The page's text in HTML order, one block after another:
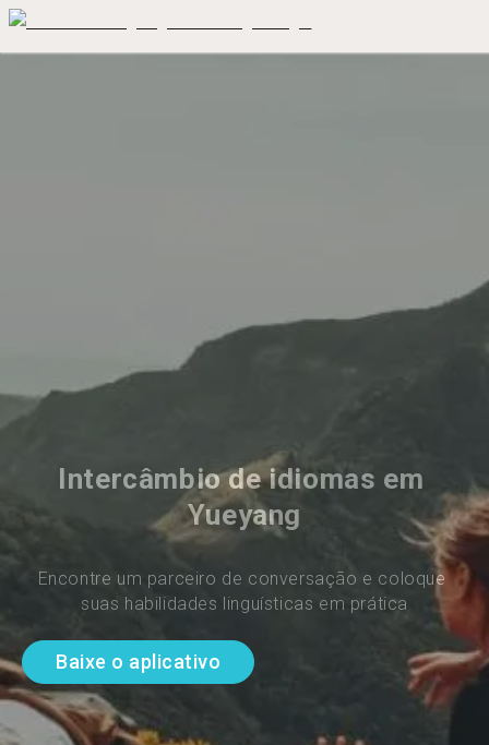
Intercâmbio de idiomas em
Yueyang
Encontre um parceiro de conversação e coloque
suas habilidades linguísticas em prática
Baixe o aplicativo